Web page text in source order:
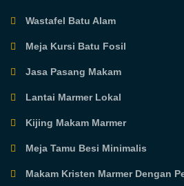
Wastafel Batu Alam
Meja Kursi Batu Fosil
Jasa Pasang Makam
Lantai Marmer Lokal
Kijing Makam Marmer
Meja Tamu Besi Minimalis
Makam Kristen Marmer Dengan